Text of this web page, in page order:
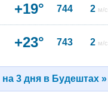
+19° 744 2 м/с
+23° 743 2 м/с
3 дня в Будештах »